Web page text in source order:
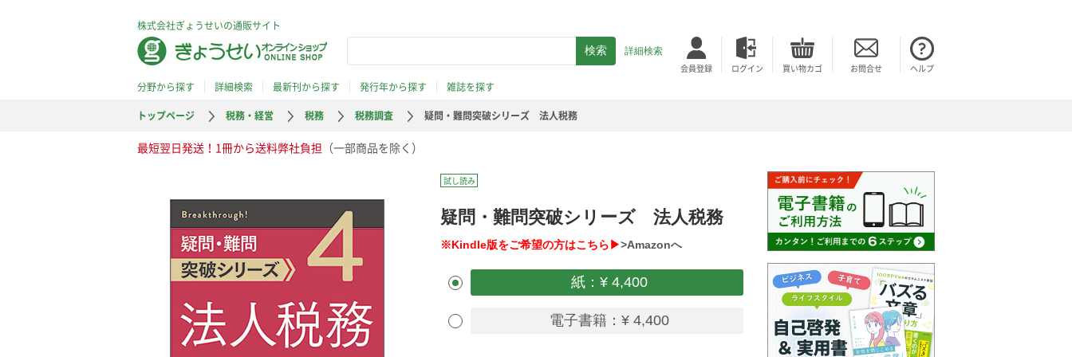
株式会社ぎょうせいの通販サイト
詳細検索
会員登録 ログイン 買い物カゴ お問合せ ヘルプ
分野から探す 詳細検索 最新刊から探す 発行年から探す
雑誌を探す
トップページ
税務・経営 税務 税務調査 疑問・難問突破シリーズ 法人税務
最短翌日発送！1冊から送料弊社負担 （一部商品を除く）
試し読み
疑問・難問突破シリーズ 法人税務
※Kindle版をご希望の方はこちら▶>Amazonへ
紙：¥ 4,400
電子書籍：¥ 4,400